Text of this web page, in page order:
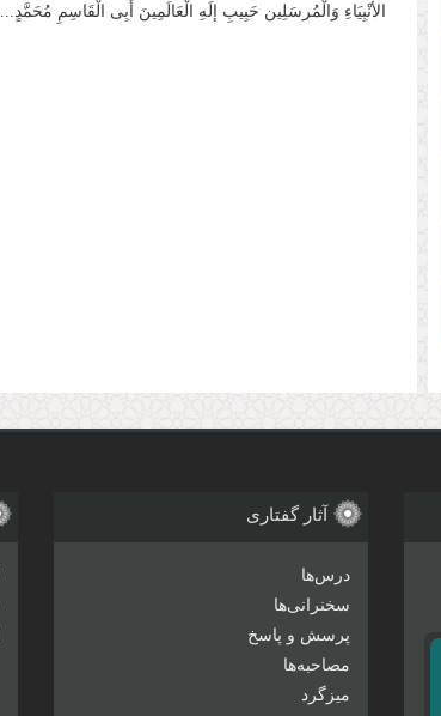
الأنْبِیَاءِ وَالْمُرسَلِین حَبِیبِ إلَهِ الْعَالَمِینَ أبِی الْقَاسِمِ مُحَمَّدٍ...
آثار گفتاری
درس‌ها
سخنرانی‌ها
پرسش و پاسخ
مصاحبه‌ها
میزگرد